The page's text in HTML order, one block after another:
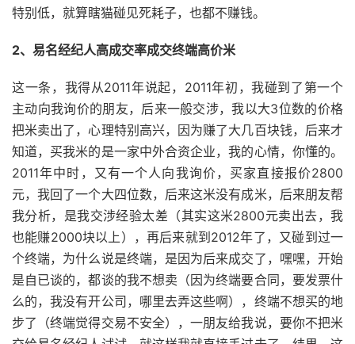
特别低，就算瞎猫碰见死耗子，也都不赚钱。
2、易名经纪人高成交率成交终端高价米
这一条，我得从2011年说起，2011年初，我碰到了第一个
主动向我询价的朋友，后来一般交涉，我以大3位数的价格
把米卖出了，心理特别高兴，因为赚了大几百块钱，后来才
知道，买我米的是一家中外合资企业，我的心情，你懂的。
2011年中时，又有一个人向我询价，买家直接报价2800
元，我回了一个大四位数，后来这米没有成米，后来朋友帮
我分析，是我交涉经验太差（其实这米2800元卖出去，我
也能赚2000块以上），再后来就到2012年了，又碰到过一
个终端，为什么说是终端，是因为后来成交了，嘿嘿，开始
是自已谈的，都谈的我不想卖（因为终端要合同，要发票什
么的，我没有开公司，哪里去弄这些啊），终端不想买的地
步了（终端觉得交易不安全），一朋友给我说，要你不把米